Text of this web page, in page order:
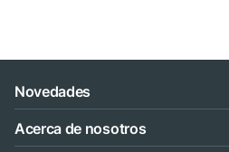
Novedades
Acerca de nosotros